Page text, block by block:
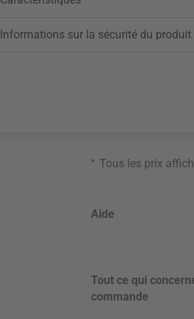
Informations sur la sécurité du produit
* Tous les prix
Aide
Tout ce qui
commande